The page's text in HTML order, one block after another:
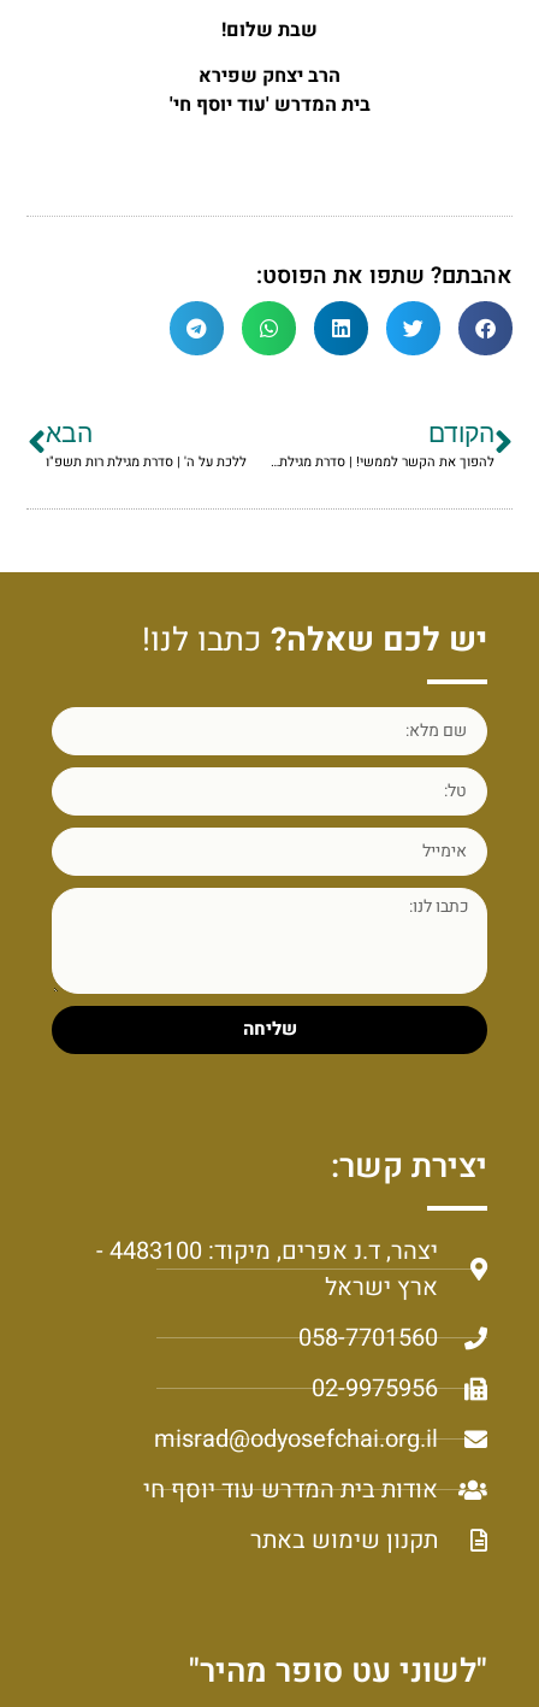
שבת שלום!
הרב יצחק שפירא
בית המדרש 'עוד יוסף חי'
אהבתם? שתפו את הפוסט:
הקודם
להפוך את הקשר לממשי! | סדרת מגילת רות תשפ"ו
הבא
ללכת על ה' | סדרת מגילת רות תשפ"ו
יש לכם שאלה? כתבו לנו!
שליחה
יצירת קשר:
יצהר, ד.נ אפרים, מיקוד: 4483100 -
ארץ ישראל
058-7701560
02-9975956
misrad@odyosefchai.org.il
אודות בית המדרש עוד יוסף חי
תקנון שימוש באתר
"לשוני עט סופר מהיר"